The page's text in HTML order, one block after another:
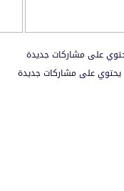
على مشاركات جديدة
على مشاركات جديدة